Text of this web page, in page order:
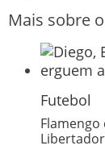
Mais sobre
Futebol